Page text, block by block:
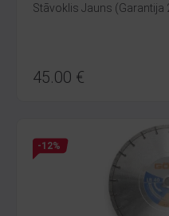
Stāvoklis Jauns (Garantija
45.00 €
-12%